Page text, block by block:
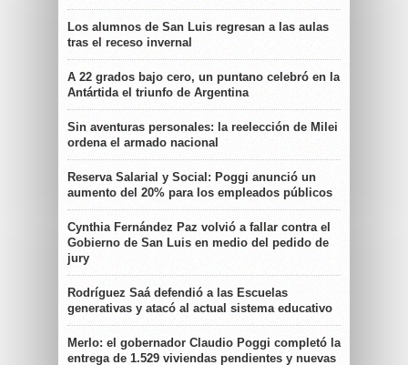
Los alumnos de San Luis regresan a las aulas
tras el receso invernal
A 22 grados bajo cero, un puntano celebró en la
Antártida el triunfo de Argentina
Sin aventuras personales: la reelección de Milei
ordena el armado nacional
Reserva Salarial y Social: Poggi anunció un
aumento del 20% para los empleados públicos
Cynthia Fernández Paz volvió a fallar contra el
Gobierno de San Luis en medio del pedido de
jury
Rodríguez Saá defendió a las Escuelas
generativas y atacó al actual sistema educativo
Merlo: el gobernador Claudio Poggi completó la
entrega de 1.529 viviendas pendientes y nuevas